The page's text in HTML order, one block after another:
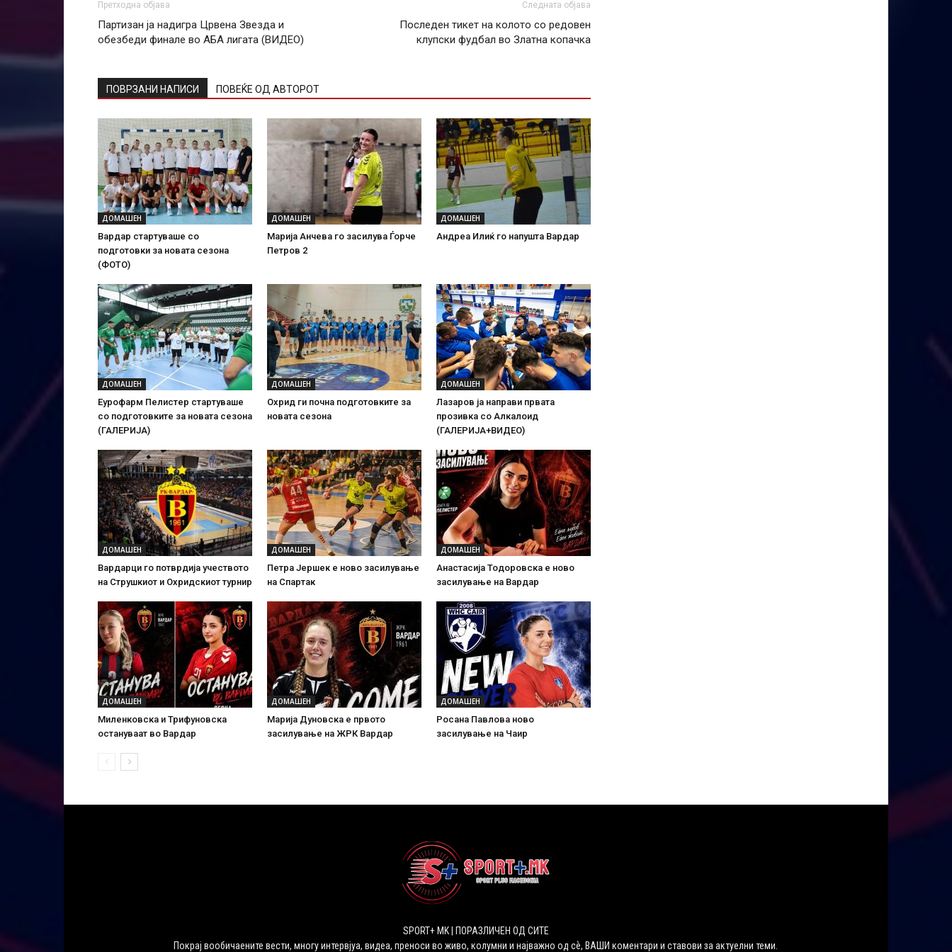
Претходна објава
Партизан ја надигра Црвена Звезда и
обезбеди финале во АБА лигата (ВИДЕО)
Следната објава
Последен тикет на колото со редовен
клупски фудбал во Златна копачка
ПОВРЗАНИ НАПИСИ ПОВЕЌЕ ОД АВТОРОТ
ДОМАШЕН
Вардар стартуваше со
подготовки за новата сезона
(ФОТО)
ДОМАШЕН
Марија Анчева го засилува Ѓорче
Петров 2
ДОМАШЕН
Андреа Илиќ го напушта Вардар
ДОМАШЕН
Еурофарм Пелистер стартуваше
со подготовките за новата сезона
(ГАЛЕРИЈА)
ДОМАШЕН
Охрид ги почна подготовките за
новата сезона
ДОМАШЕН
Лазаров ја направи првата
прозивка со Алкалоид
(ГАЛЕРИЈА+ВИДЕО)
ДОМАШЕН
Вардарци го потврдија учеството
на Струшкиот и Охридскиот турнир
ДОМАШЕН
Петра Јершек е ново засилување
на Спартак
ДОМАШЕН
Анастасија Тодоровска е ново
засилување на Вардар
ДОМАШЕН
Миленковска и Трифуновска
остануваат во Вардар
ДОМАШЕН
Марија Дуновска е првото
засилување на ЖРК Вардар
ДОМАШЕН
Росана Павлова ново
засилување на Чаир
SPORT+ MK | ПОРАЗЛИЧЕН ОД СИТЕ
Покрај вообичаените вести, многу интервјуа, видеа, преноси во живо, колумни и најважно од сѐ, ВАШИ коментари и ставови за актуелни теми.